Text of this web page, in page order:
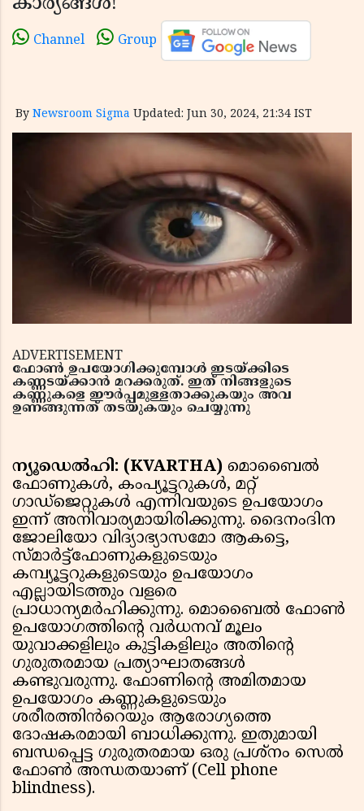
Channel Group
By Newsroom Sigma Updated: Jun 30, 2024, 21:34 IST
ADVERTISEMENT
ഫോൺ ഉപയോഗിക്കുമ്പോൾ ഇടയ്ക്കിടെ
കണ്ണടയ്ക്കാൻ മറക്കരുത്. ഇത് നിങ്ങളുടെ
കണ്ണുകളെ ഈർപ്പമുള്ളതാക്കുകയും അവ
ഉണങ്ങുന്നത് തടയുകയും ചെയ്യുന്നു
ന്യൂഡെൽഹി: (KVARTHA) മൊബൈൽ
ഫോണുകൾ, കംപ്യൂട്ടറുകൾ, മറ്റ്
ഗാഡ്‌ജെറ്റുകൾ എന്നിവയുടെ ഉപയോഗം
ഇന്ന് അനിവാര്യമായിരിക്കുന്നു. ദൈനംദിന
ജോലിയോ വിദ്യാഭ്യാസമോ ആകട്ടെ,
സ്മാർട്ട്ഫോണുകളുടെയും
കമ്പ്യൂട്ടറുകളുടെയും ഉപയോഗം
എല്ലായിടത്തും വളരെ
പ്രാധാന്യമർഹിക്കുന്നു. മൊബൈൽ ഫോൺ
ഉപയോഗത്തിൻ്റെ വർധനവ് മൂലം
യുവാക്കളിലും കുട്ടികളിലും അതിൻ്റെ
ഗുരുതരമായ പ്രത്യാഘാതങ്ങൾ
കണ്ടുവരുന്നു. ഫോണിൻ്റെ അമിതമായ
ഉപയോഗം കണ്ണുകളുടെയും
ശരീരത്തിൻറെയും ആരോഗ്യത്തെ
ദോഷകരമായി ബാധിക്കുന്നു. ഇതുമായി
ബന്ധപ്പെട്ട ഗുരുതരമായ ഒരു പ്രശ്നം സെൽ
ഫോൺ അന്ധതയാണ് (Cell phone
blindness).